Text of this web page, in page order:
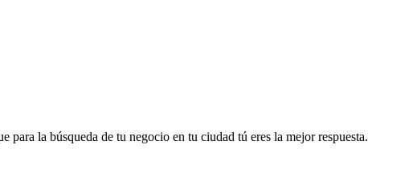
para la búsqueda de tu negocio en tu ciudad tú eres la mejor respuesta.